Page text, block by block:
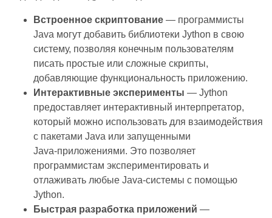
Встроенное скриптование — программисты
Java могут добавить библиотеки Jython в свою
систему, позволяя конечным пользователям
писать простые или сложные скрипты,
добавляющие функциональность приложению.
Интерактивные эксперименты — Jython
предоставляет интерактивный интерпретатор,
который можно использовать для взаимодействия
с пакетами Java или запущенными
Java‑приложениями. Это позволяет
программистам экспериментировать и
отлаживать любые Java‑системы с помощью
Jython.
Быстрая разработка приложений —